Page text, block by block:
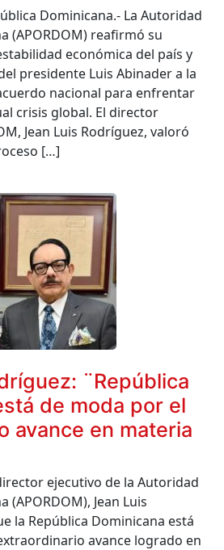
Dominicana.- La Autoridad
(APORDOM) reafirmó su
económica del país y
presidente Luis Abinader a la
nacional para enfrentar
crisis global. El director
Jean Luis Rodríguez, valoró
[…]
¨República
de moda por el
avance en materia
ejecutivo de la Autoridad
Jean Luis
la República Dominicana está
avance logrado en